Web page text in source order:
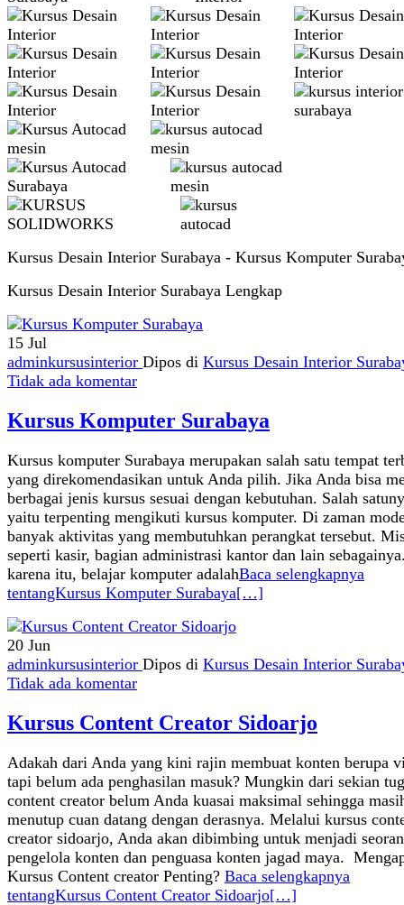
Kursus Desain Interior Surabaya - Kursus Komputer
Kursus Desain Interior Surabaya Lengkap
15 Jul
adminkursusinterior Dipos di Kursus Desain Interior
Tidak ada komentar
Kursus Komputer Surabaya
Kursus komputer Surabaya merupakan salah satu tempat
yang direkomendasikan untuk Anda pilih. Jika Anda bisa
berbagai jenis kursus sesuai dengan kebutuhan. Salah
yaitu terpenting mengikuti kursus komputer. Di zaman
banyak aktivitas yang membutuhkan perangkat tersebut.
seperti kasir, bagian administrasi kantor dan lain
karena itu, belajar komputer adalahBaca selengkapnya
tentangKursus Komputer Surabaya[…]
20 Jun
adminkursusinterior Dipos di Kursus Desain Interior
Tidak ada komentar
Kursus Content Creator Sidoarjo
Adakah dari Anda yang kini rajin membuat konten berupa
tapi belum ada penghasilan masuk? Mungkin dari sekian
content creator belum Anda kuasai maksimal sehingga
menutup cuan datang dengan derasnya. Melalui kursus
creator sidoarjo, Anda akan dibimbing untuk menjadi
pengelola konten dan penguasa konten jagad maya.
Kursus Content creator Penting? Baca selengkapnya
tentangKursus Content Creator Sidoarjo[…]